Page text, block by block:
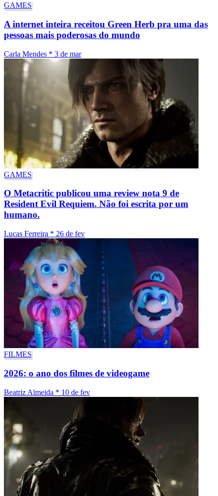
GAMES
A internet inteira receitou Green Herb pra uma das
pessoas mais poderosas do mundo
Carla Mendes * 3 de mar
GAMES
O Metacritic publicou uma review nota 9 de
Resident Evil Requiem. Não foi escrita por um
humano.
Lucas Ferreira * 26 de fev
FILMES
2026: o ano dos filmes de videogame
Beatriz Almeida * 10 de fev